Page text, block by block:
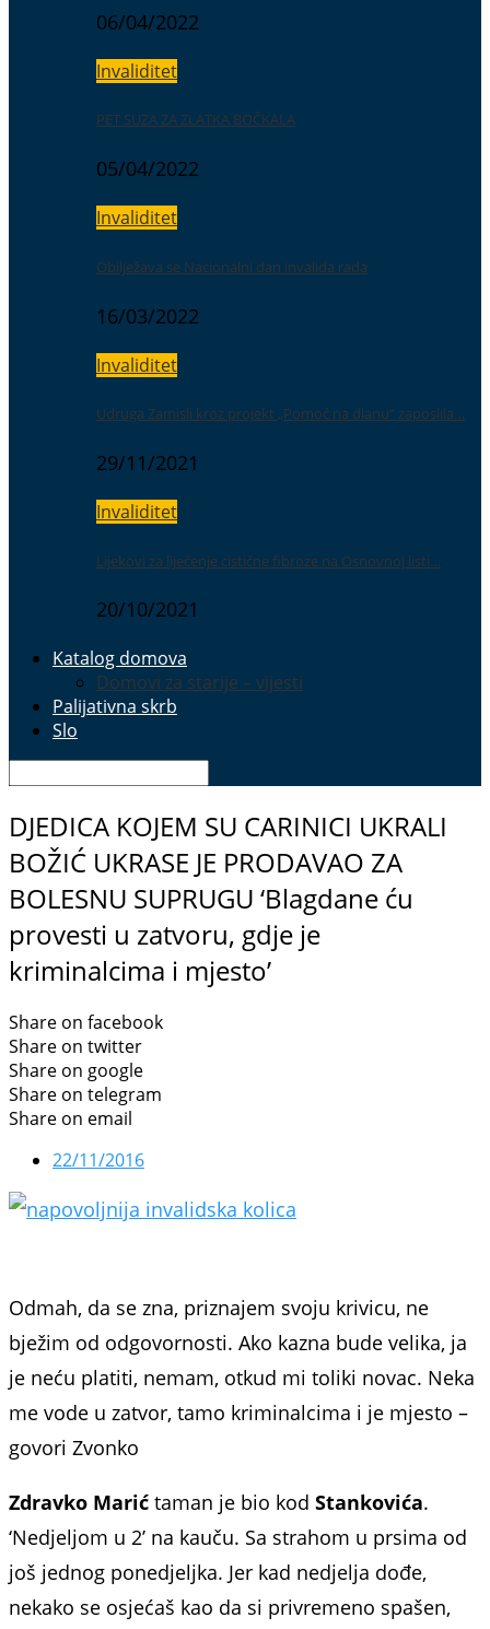
06/04/2022
Invaliditet
PET SUZA ZA ZLATKA BOČKALA
05/04/2022
Invaliditet
Obilježava se Nacionalni dan invalida rada
16/03/2022
Invaliditet
Udruga Zamisli kroz projekt „Pomoć na dlanu“ zaposlila…
29/11/2021
Invaliditet
Lijekovi za liječenje cistične fibroze na Osnovnoj listi…
20/10/2021
Katalog domova
Domovi za starije – vijesti
Palijativna skrb
Slo
DJEDICA KOJEM SU CARINICI UKRALI
BOŽIĆ UKRASE JE PRODAVAO ZA
BOLESNU SUPRUGU ‘Blagdane ću
provesti u zatvoru, gdje je
kriminalcima i mjesto’
Share on facebook
Share on twitter
Share on google
Share on telegram
Share on email
22/11/2016
Odmah, da se zna, priznajem svoju krivicu, ne
bježim od odgovornosti. Ako kazna bude velika, ja
je neću platiti, nemam, otkud mi toliki novac. Neka
me vode u zatvor, tamo kriminalcima i je mjesto –
govori Zvonko
Zdravko Marić taman je bio kod Stankovića.
‘Nedjeljom u 2’ na kauču. Sa strahom u prsima od
još jednog ponedjeljka. Jer kad nedjelja dođe,
nekako se osjećaš kao da si privremeno spašen,